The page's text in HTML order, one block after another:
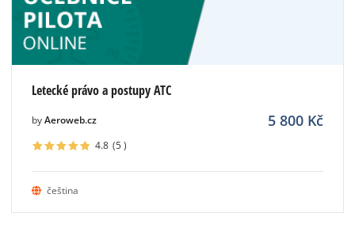
Letecké právo a postupy ATC
byAeroweb.cz 5 800 Kč
4.8 (5)
čeština